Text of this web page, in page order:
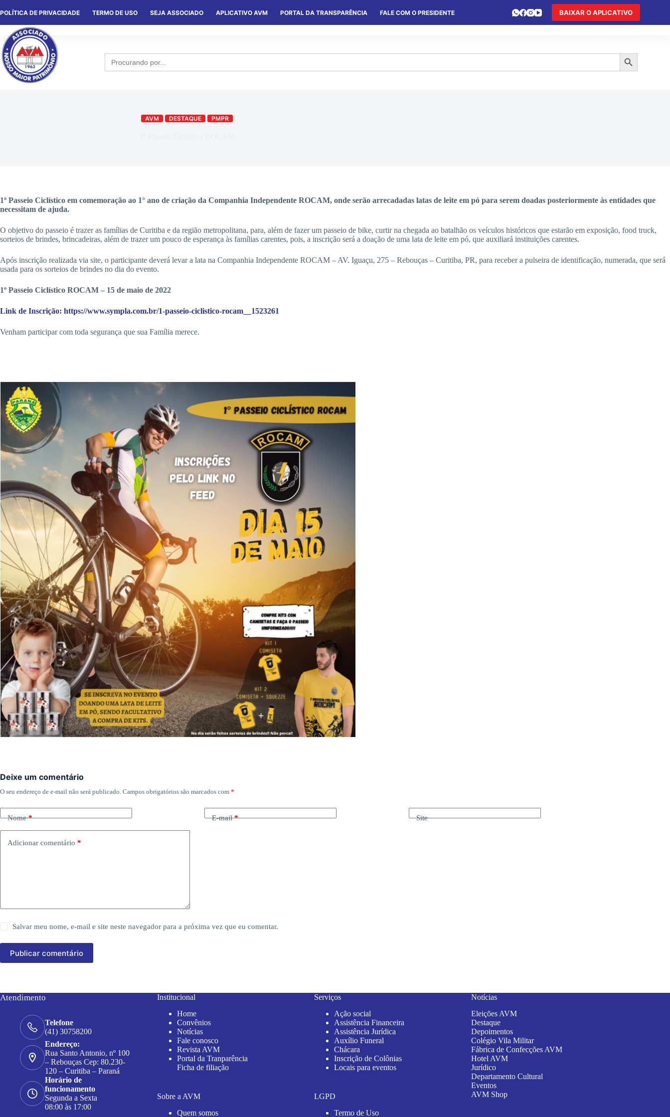
POLÍTICA DE PRIVACIDADE TERMO DE USO SEJA ASSOCIADO APLICATIVO AVM PORTAL DA TRANSPARÊNCIA FALE COM O PRESIDENTE BAIXAR O APLICATIVO
Search
for: Search Button
AVM DESTAQUE PMPR
1º Passeio Ciclístico em comemoração ao 1° ano de criação da Companhia Independente ROCAM, onde serão arrecadadas latas de leite em pó para serem doadas posteriormente às entidades que
necessitam de ajuda.
O objetivo do passeio é trazer as famílias de Curitiba e da região metropolitana, para, além de fazer um passeio de bike, curtir na chegada ao batalhão os veículos históricos que estarão em exposição, food truck,
sorteios de brindes, brincadeiras, além de trazer um pouco de esperança às famílias carentes, pois, a inscrição será a doação de uma lata de leite em pó, que auxiliará instituições carentes.
Após inscrição realizada via site, o participante deverá levar a lata na Companhia Independente ROCAM – AV. Iguaçu, 275 – Rebouças – Curitiba, PR, para receber a pulseira de identificação, numerada, que será
usada para os sorteios de brindes no dia do evento.
1º Passeio Ciclístico ROCAM – 15 de maio de 2022
Link de Inscrição: https://www.sympla.com.br/1-passeio-ciclistico-rocam__1523261
Venham participar com toda segurança que sua Família merece.
Deixe um comentário
O seu endereço de e-mail não será publicado. Campos obrigatórios são marcados com *
Nome* E-mail* Site
Adicionar comentário *
Salvar meu nome, e-mail e site neste navegador para a próxima vez que eu comentar.
Publicar comentário
Atendimento
Telefone
(41) 30758200
Endereço:
Rua Santo Antonio, nº 100
– Rebouças Cep: 80.230-
120 – Curitiba – Paraná
Horário de
funcionamento
Segunda a Sexta
08:00 às 17:00
Institucional
Home
Convênios
Notícias
Fale conosco
Revista AVM
Portal da Tranparência
Ficha de filiação
Sobre a AVM
Quem somos
Serviços
Ação social
Assistência Financeira
Assistência Jurídica
Auxílio Funeral
Chácara
Inscrição de Colônias
Locais para eventos
LGPD
Termo de Uso
Notícias
Eleições AVM
Destaque
Depoimentos
Colégio Vila Militar
Fábrica de Confecções AVM
Hotel AVM
Jurídico
Departamento Cultural
Eventos
AVM Shop